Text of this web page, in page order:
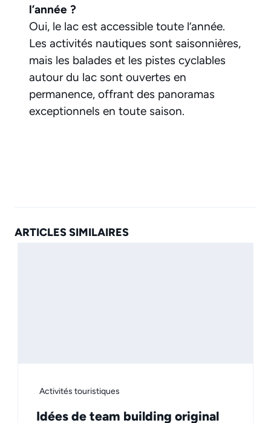
l’année ?
Oui, le lac est accessible toute l’année.
Les activités nautiques sont saisonnières,
mais les balades et les pistes cyclables
autour du lac sont ouvertes en
permanence, offrant des panoramas
exceptionnels en toute saison.
ARTICLES SIMILAIRES
Activités touristiques
Idées de team building original